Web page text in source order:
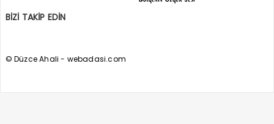
BİZİ TAKİP EDİN
© Düzce Ahali - webadasi.com